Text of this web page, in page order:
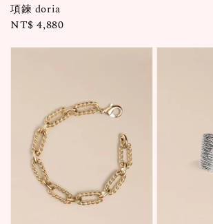
項鍊 doria
Regular
NT$ 4,880